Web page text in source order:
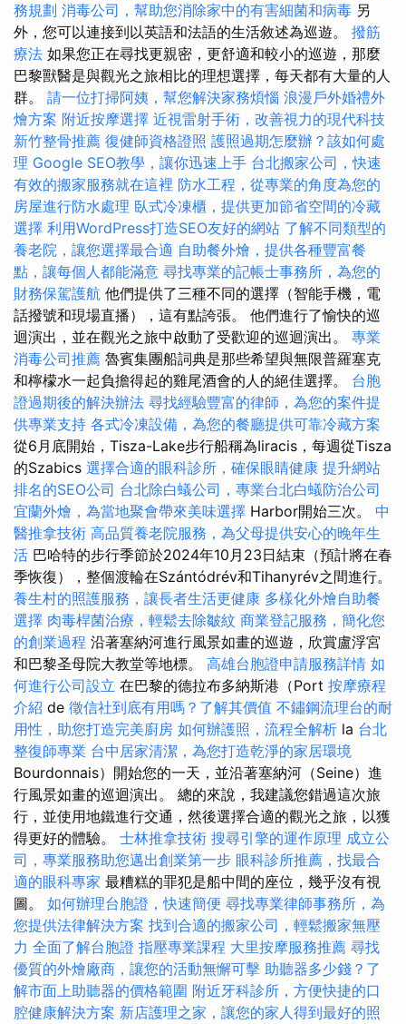
務規劃 消毒公司，幫助您消除家中的有害細菌和病毒 另
外，您可以連接到以英語和法語的生活敘述為巡遊。 撥筋
療法 如果您正在尋找更親密，更舒適和較小的巡遊，那麼
巴黎獸醫是與觀光之旅相比的理想選擇，每天都有大量的人
群。 請一位打掃阿姨，幫您解決家務煩惱 浪漫戶外婚禮外
燴方案 附近按摩選擇 近視雷射手術，改善視力的現代科技
新竹整骨推薦 復健師資格證照 護照過期怎麼辦？該如何處
理 Google SEO教學，讓你迅速上手 台北搬家公司，快速
有效的搬家服務就在這裡 防水工程，從專業的角度為您的
房屋進行防水處理 臥式冷凍櫃，提供更加節省空間的冷藏
選擇 利用WordPress打造SEO友好的網站 了解不同類型的
養老院，讓您選擇最合適 自助餐外燴，提供各種豐富餐
點，讓每個人都能滿意 尋找專業的記帳士事務所，為您的
財務保駕護航 他們提供了三種不同的選擇（智能手機，電
話撥號和現場直播），這有點誇張。 他們進行了愉快的巡
迴演出，並在觀光之旅中啟動了受歡迎的巡迴演出。 專業
消毒公司推薦 魯賓集團船詞典是那些希望與無限普羅塞克
和檸檬水一起負擔得起的雞尾酒會的人的絕佳選擇。 台胞
證過期後的解決辦法 尋找經驗豐富的律師，為您的案件提
供專業支持 各式冷凍設備，為您的餐廳提供可靠冷藏方案
從6月底開始，Tisza-Lake步行船稱為Iiracis，每週從Tisza
的Szabics 選擇合適的眼科診所，確保眼睛健康 提升網站
排名的SEO公司 台北除白蟻公司，專業台北白蟻防治公司
宜蘭外燴，為當地聚會帶來美味選擇 Harbor開始三次。 中
醫推拿技術 高品質養老院服務，為父母提供安心的晚年生
活 巴哈特的步行季節於2024年10月23日結束（預計將在春
季恢復），整個渡輪在Szántódrév和Tihanyrév之間進行。
養生村的照護服務，讓長者生活更健康 多樣化外燴自助餐
選擇 肉毒桿菌治療，輕鬆去除皺紋 商業登記服務，簡化您
的創業過程 沿著塞納河進行風景如畫的巡遊，欣賞盧浮宮
和巴黎圣母院大教堂等地標。 高雄台胞證申請服務詳情 如
何進行公司設立 在巴黎的德拉布多納斯港（Port 按摩療程
介紹 de 徵信社到底有用嗎？了解其價值 不鏽鋼流理台的耐
用性，助您打造完美廚房 如何辦護照，流程全解析 la 台北
整復師專業 台中居家清潔，為您打造乾淨的家居環境
Bourdonnais）開始您的一天，並沿著塞納河（Seine）進
行風景如畫的巡迴演出。 總的來說，我建議您錯過這次旅
行，並使用地鐵進行交通，然後選擇合適的觀光之旅，以獲
得更好的體驗。 士林推拿技術 搜尋引擎的運作原理 成立公
司，專業服務助您邁出創業第一步 眼科診所推薦，找最合
適的眼科專家 最糟糕的罪犯是船中間的座位，幾乎沒有視
圖。 如何辦理台胞證，快速簡便 尋找專業律師事務所，為
您提供法律解決方案 找到合適的搬家公司，輕鬆搬家無壓
力 全面了解台胞證 指壓專業課程 大里按摩服務推薦 尋找
優質的外燴廠商，讓您的活動無懈可擊 助聽器多少錢？了
解市面上助聽器的價格範圍 附近牙科診所，方便快捷的口
腔健康解決方案 新店護理之家，讓您的家人得到最好的照